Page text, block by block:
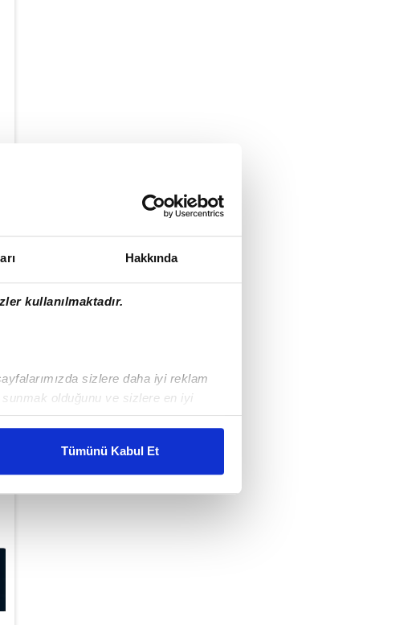
Hakkında
kullanılmaktadır.
sizlere daha iyi reklam
olduğunu ve sizlere en iyi
maliyetlerimizi karşılamak
reklamlar gösterilmeyecektir."
ve sizlere yönelik
kullanılacaktır.
ilişkin detaylı bilgi için Ayarlar
Tümünü Kabul Et